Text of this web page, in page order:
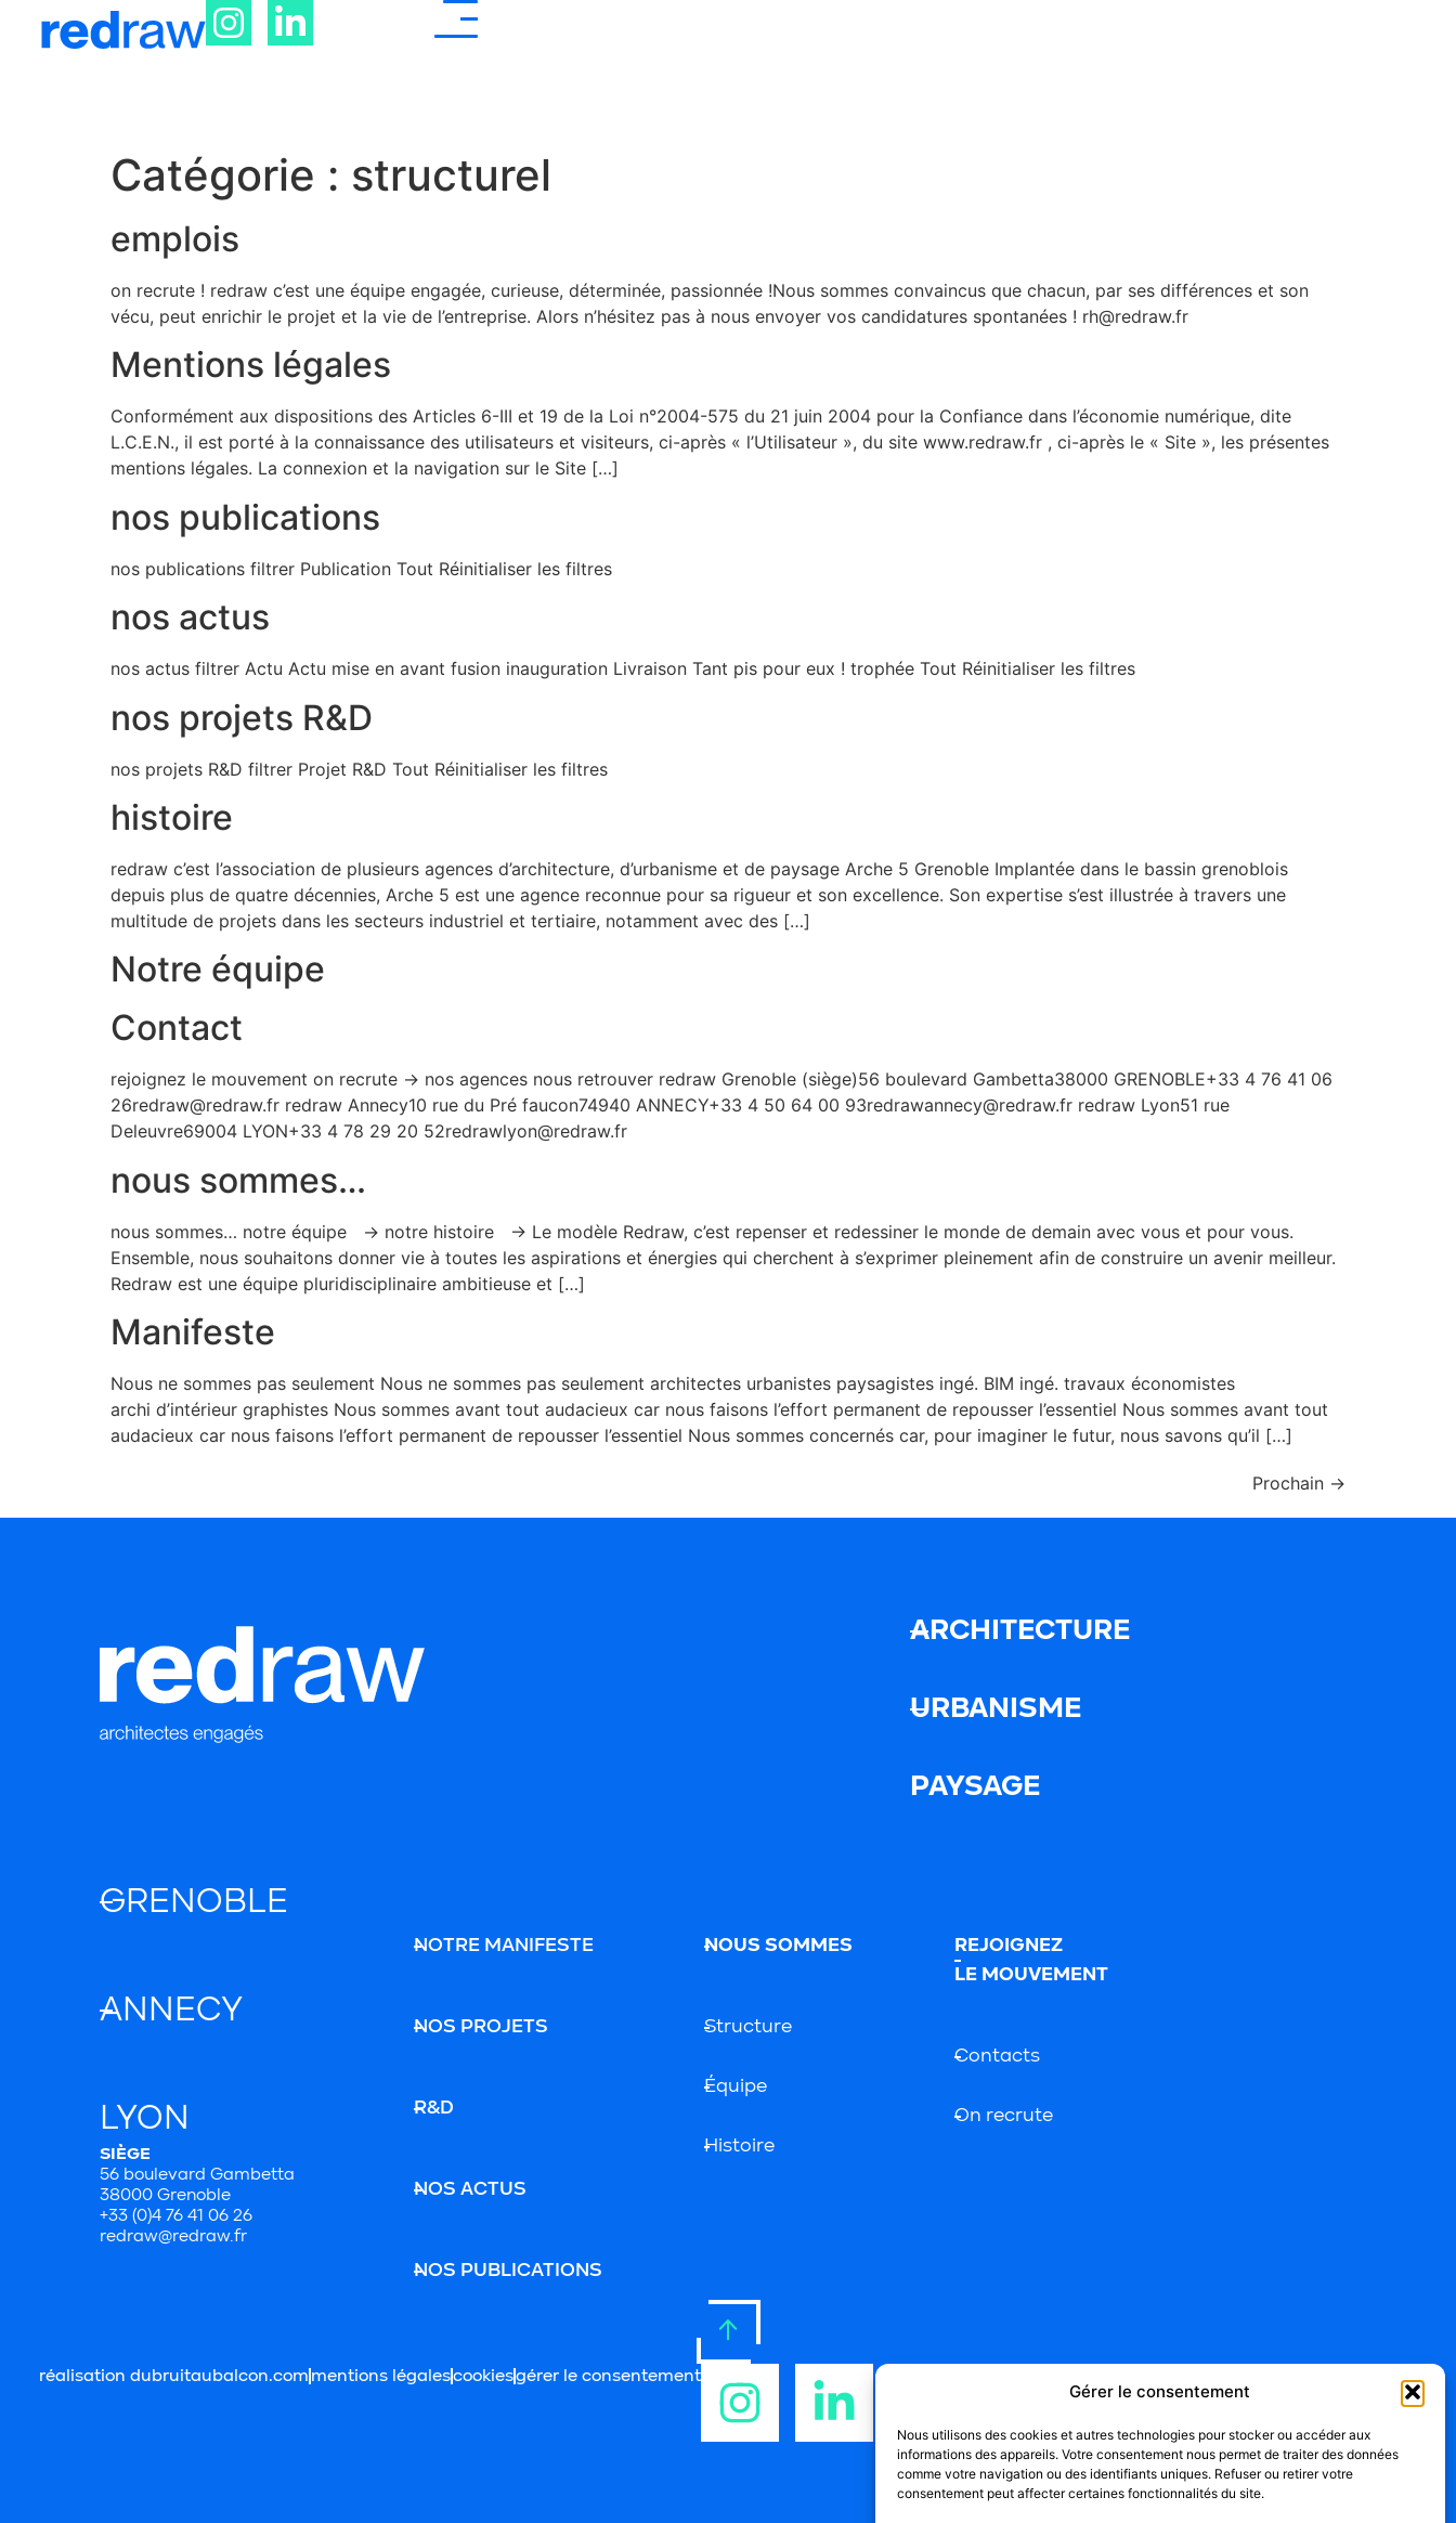
Gérer le consentement
Nous utilisons des cookies et autres technologies pour stocker ou accéder aux
informations des appareils. Votre consentement nous permet de traiter des données
comme votre navigation ou des identifiants uniques. Refuser ou retirer votre
consentement peut affecter certaines fonctionnalités du site.
Catégorie : structurel
emplois
on recrute ! redraw c’est une équipe engagée, curieuse, déterminée, passionnée !Nous sommes convaincus que chacun, par ses différences et son
vécu, peut enrichir le projet et la vie de l’entreprise. Alors n’hésitez pas à nous envoyer vos candidatures spontanées ! rh@redraw.fr
Mentions légales
Conformément aux dispositions des Articles 6-III et 19 de la Loi n°2004-575 du 21 juin 2004 pour la Confiance dans l’économie numérique, dite
L.C.E.N., il est porté à la connaissance des utilisateurs et visiteurs, ci-après « l’Utilisateur », du site www.redraw.fr , ci-après le « Site », les présentes
mentions légales. La connexion et la navigation sur le Site […]
nos publications
nos publications filtrer Publication Tout Réinitialiser les filtres
nos actus
nos actus filtrer Actu Actu mise en avant fusion inauguration Livraison Tant pis pour eux ! trophée Tout Réinitialiser les filtres
nos projets R&D
nos projets R&D filtrer Projet R&D Tout Réinitialiser les filtres
histoire
redraw c’est l’association de plusieurs agences d’architecture, d’urbanisme et de paysage Arche 5 Grenoble Implantée dans le bassin grenoblois
depuis plus de quatre décennies, Arche 5 est une agence reconnue pour sa rigueur et son excellence. Son expertise s’est illustrée à travers une
multitude de projets dans les secteurs industriel et tertiaire, notamment avec des […]
Notre équipe
Contact
rejoignez le mouvement on recrute → nos agences nous retrouver redraw Grenoble (siège)56 boulevard Gambetta38000 GRENOBLE+33 4 76 41 06
26redraw@redraw.fr redraw Annecy10 rue du Pré faucon74940 ANNECY+33 4 50 64 00 93redrawannecy@redraw.fr redraw Lyon51 rue
Deleuvre69004 LYON+33 4 78 29 20 52redrawlyon@redraw.fr
nous sommes…
nous sommes… notre équipe → notre histoire → Le modèle Redraw, c’est repenser et redessiner le monde de demain avec vous et pour vous.
Ensemble, nous souhaitons donner vie à toutes les aspirations et énergies qui cherchent à s’exprimer pleinement afin de construire un avenir meilleur.
Redraw est une équipe pluridisciplinaire ambitieuse et […]
Manifeste
Nous ne sommes pas seulement Nous ne sommes pas seulement architectes urbanistes paysagistes ingé. BIM ingé. travaux économistes
archi d’intérieur graphistes Nous sommes avant tout audacieux car nous faisons l’effort permanent de repousser l’essentiel Nous sommes avant tout
audacieux car nous faisons l’effort permanent de repousser l’essentiel Nous sommes concernés car, pour imaginer le futur, nous savons qu’il […]
Prochain →
ARCHITECTURE
URBANISME
PAYSAGE
GRENOBLE
ANNECY
LYON
SIÈGE
56 boulevard Gambetta
38000 Grenoble
+33 (0)4 76 41 06 26
redraw@redraw.fr
NOTRE MANIFESTE
NOS PROJETS
R&D
NOS ACTUS
NOS PUBLICATIONS
NOUS SOMMES
Structure
Équipe
Histoire
REJOIGNEZ
LE MOUVEMENT
Contacts
On recrute
réalisation dubruitaubalcon.com mentions légalescookiesgérer le consentement